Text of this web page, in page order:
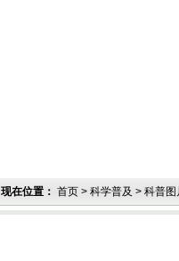
现在位置： 首页 > 科学普及 > 科普图